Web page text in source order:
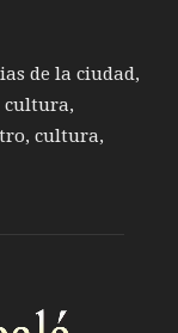
de la ciudad,
cultura,
cultura,